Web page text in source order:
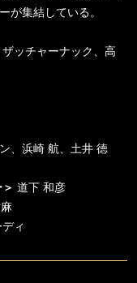
が集結している。
ッチャーナック、高
、浜崎 航、土井 徳
道下 和彦
ィ